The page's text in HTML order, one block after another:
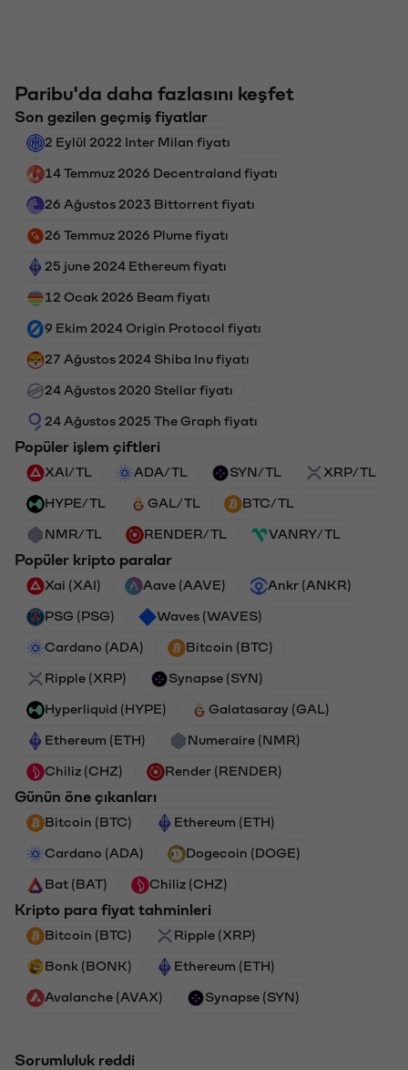
Paribu'da daha fazlasını keşfet
Son gezilen geçmiş fiyatlar
2 Eylül 2022 Inter Milan fiyatı
14 Temmuz 2026 Decentraland fiyatı
26 Ağustos 2023 Bittorrent fiyatı
26 Temmuz 2026 Plume fiyatı
25 june 2024 Ethereum fiyatı
12 Ocak 2026 Beam fiyatı
9 Ekim 2024 Origin Protocol fiyatı
27 Ağustos 2024 Shiba Inu fiyatı
24 Ağustos 2020 Stellar fiyatı
24 Ağustos 2025 The Graph fiyatı
Popüler işlem çiftleri
XAI/TL ADA/TL SYN/TL XRP/TL
HYPE/TL GAL/TL BTC/TL
NMR/TL RENDER/TL VANRY/TL
Popüler kripto paralar
Xai (XAI) Aave (AAVE) Ankr (ANKR)
PSG (PSG) Waves (WAVES)
Cardano (ADA) Bitcoin (BTC)
Ripple (XRP) Synapse (SYN)
Hyperliquid (HYPE) Galatasaray (GAL)
Ethereum (ETH) Numeraire (NMR)
Chiliz (CHZ) Render (RENDER)
Günün öne çıkanları
Bitcoin (BTC) Ethereum (ETH)
Cardano (ADA) Dogecoin (DOGE)
Bat (BAT) Chiliz (CHZ)
Kripto para fiyat tahminleri
Bitcoin (BTC) Ripple (XRP)
Bonk (BONK) Ethereum (ETH)
Avalanche (AVAX) Synapse (SYN)
Sorumluluk reddi